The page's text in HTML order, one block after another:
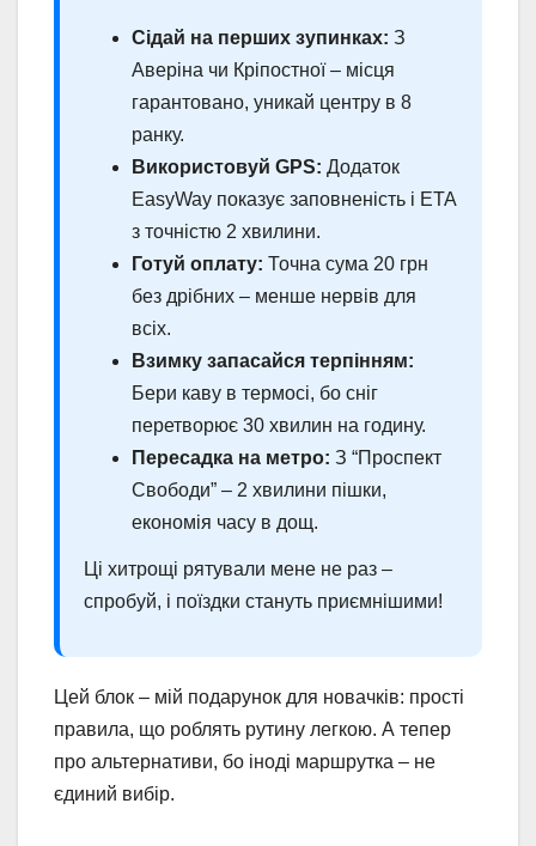
Сідай на перших зупинках: З
Аверіна чи Кріпостної – місця
гарантовано, уникай центру в 8
ранку.
Використовуй GPS: Додаток
EasyWay показує заповненість і ETA
з точністю 2 хвилини.
Готуй оплату: Точна сума 20 грн
без дрібних – менше нервів для
всіх.
Взимку запасайся терпінням:
Бери каву в термосі, бо сніг
перетворює 30 хвилин на годину.
Пересадка на метро: З “Проспект
Свободи” – 2 хвилини пішки,
економія часу в дощ.
Ці хитрощі рятували мене не раз –
спробуй, і поїздки стануть приємнішими!
Цей блок – мій подарунок для новачків: прості
правила, що роблять рутину легкою. А тепер
про альтернативи, бо іноді маршрутка – не
єдиний вибір.